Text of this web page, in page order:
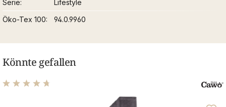
Serie
Lifestyle
Öko-Tex 100
94.0.9960
Könnte gefallen
Durchschnittliche Bewertung von 4.76 von 5 Sternen